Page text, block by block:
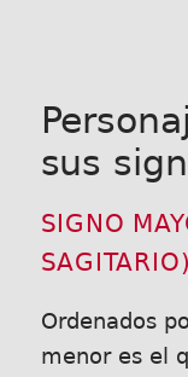
sus
SIGNO
SAGITARIO)
Ordenados
menor es el